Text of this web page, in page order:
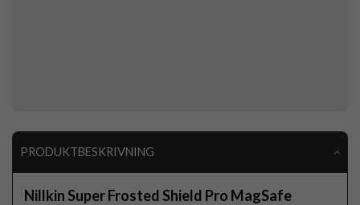
PRODUKTBESKRIVNING
Nillkin Super Frosted Shield Pro MagSafe